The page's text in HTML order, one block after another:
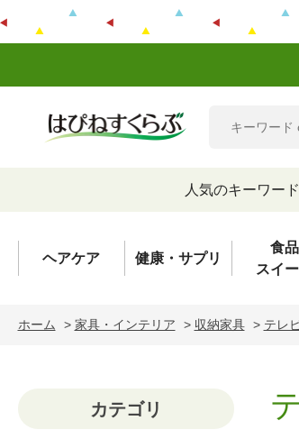
人気のキーワード
ヘアケア 健康・サプリ
食品
スイ
ホーム > 家具・インテリア > 収納家具 > テレ
カテゴリ